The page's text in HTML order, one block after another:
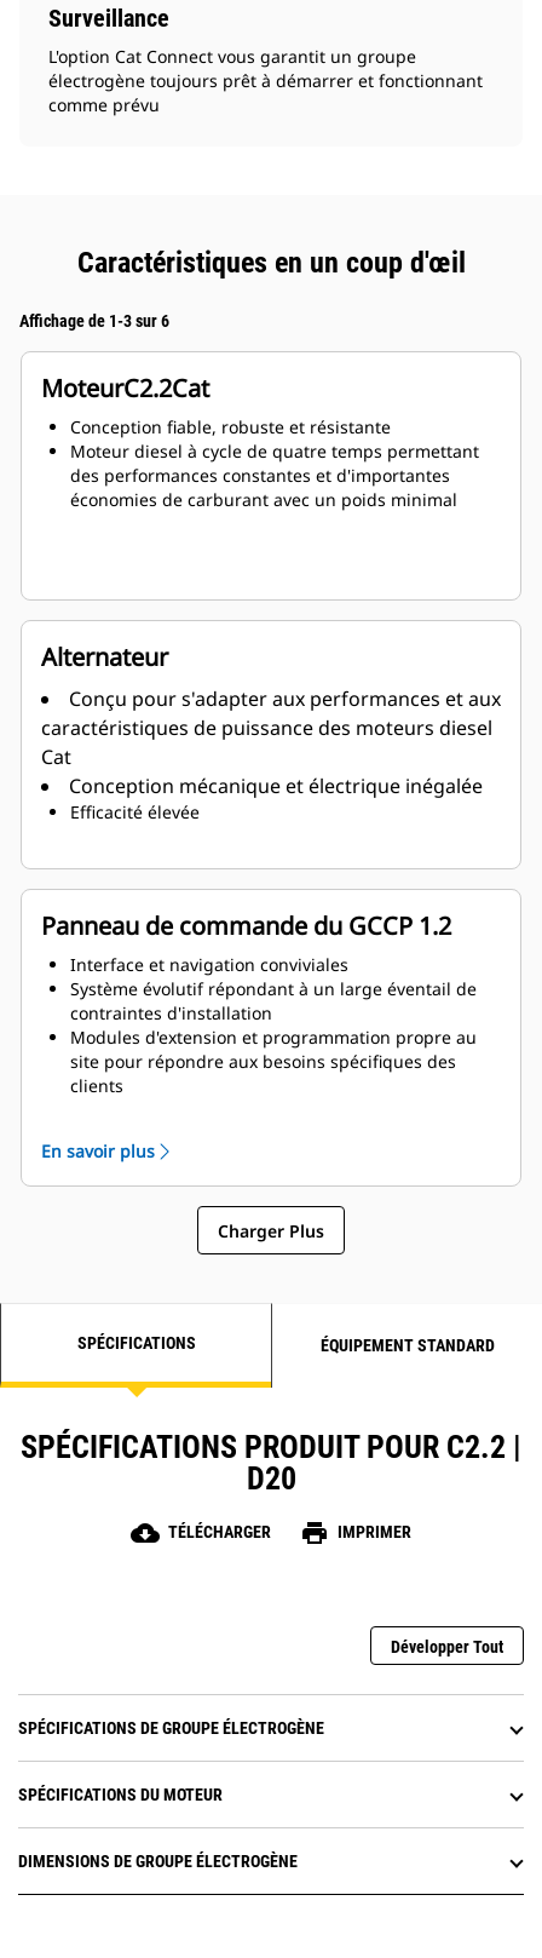
Surveillance
L'option Cat Connect vous garantit un groupe
électrogène toujours prêt à démarrer et fonctionnant
comme prévu
Caractéristiques en un coup d'œil
Affichage de 1-3 sur 6
MoteurC2.2Cat
Conception fiable, robuste et résistante
Moteur diesel à cycle de quatre temps permettant
des performances constantes et d'importantes
économies de carburant avec un poids minimal
Alternateur
Conçu pour s'adapter aux performances et aux
caractéristiques de puissance des moteurs diesel
Cat
Conception mécanique et électrique inégalée
Efficacité élevée
Panneau de commande du GCCP 1.2
Interface et navigation conviviales
Système évolutif répondant à un large éventail de
contraintes d'installation
Modules d'extension et programmation propre au
site pour répondre aux besoins spécifiques des
clients
En savoir plus
Charger Plus
SPÉCIFICATIONS ÉQUIPEMENT STANDARD
SPÉCIFICATIONS PRODUIT POUR C2.2 |
D20
cloud_download TÉLÉCHARGER print IMPRIMER
Développer Tout
SPÉCIFICATIONS DE GROUPE ÉLECTROGÈNE
SPÉCIFICATIONS DU MOTEUR
DIMENSIONS DE GROUPE ÉLECTROGÈNE